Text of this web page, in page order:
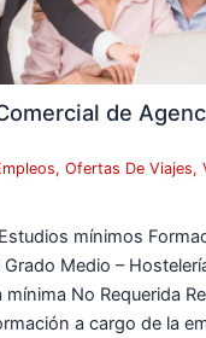
de
,Ofertas De Viajes,
mínimos
Medio –
mínima No Requerida
a cargo de la